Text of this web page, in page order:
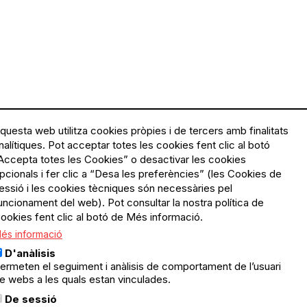
Menú
Legal
Política de privacitat
Avís legal
Política de cookies
organitzadors.
web utilitza cookies pròpies i de tercers amb finalitats
Pot acceptar totes les cookies fent clic al botó
totes les Cookies” o desactivar les cookies
i fer clic a “Desa les preferències” (les Cookies de
i les cookies tècniques són necessàries pel
del web). Pot consultar la nostra política de
fent clic al botó de Més informació.
informació
D'anàlisis
el seguiment i anàlisis de comportament de l’usuari
webs a les quals estan vinculades.
De sessió